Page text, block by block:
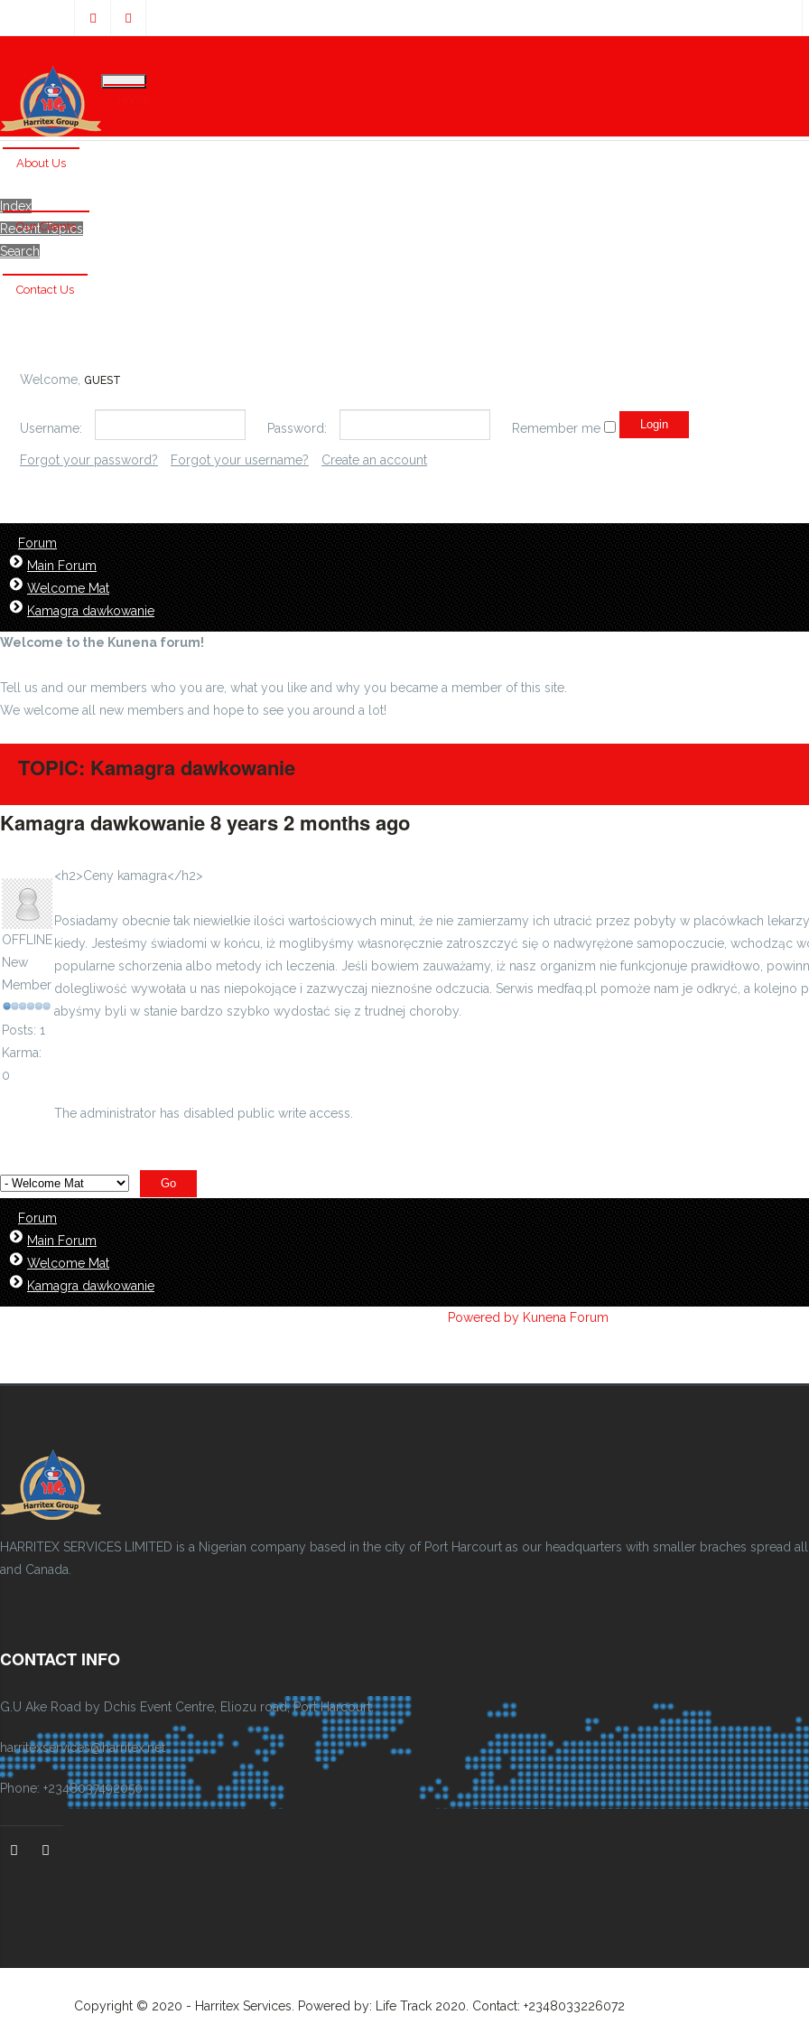
About Us
Our Clients
Contact Us
Index
Recent Topics
Search
Welcome, GUEST
Username: Password: Remember me
Forgot your password? Forgot your username? Create an account
Forum
Main Forum
Welcome Mat
Kamagra dawkowanie
Welcome to the Kunena forum!
Tell us and our members who you are, what you like and why you became a member of this site.
We welcome all new members and hope to see you around a lot!
TOPIC: Kamagra dawkowanie
Kamagra dawkowanie8 years 2 months ago
OFFLINE
New
Member
Posts: 1
Karma:
0
<h2>Ceny kamagra</h2>
Posiadamy obecnie tak niewielkie ilości wartościowych minut, że nie zamierzamy ich utracić przez pobyty w placówkach
kiedy. Jesteśmy świadomi w końcu, iż moglibyśmy własnoręcznie zatroszczyć się o nadwyrężone samopoczucie, wchodząc
popularne schorzenia albo metody ich leczenia. Jeśli bowiem zauważamy, iż nasz organizm nie funkcjonuje prawidłowo,
dolegliwość wywołała u nas niepokojące i zazwyczaj nieznośne odczucia. Serwis medfaq.pl pomoże nam je odkryć, a kolejno
abyśmy byli w stanie bardzo szybko wydostać się z trudnej choroby.
The administrator has disabled public write access.
Forum
Main Forum
Welcome Mat
Kamagra dawkowanie
Powered by Kunena Forum
HARRITEX SERVICES LIMITED is a Nigerian company based in the city of Port Harcourt as our headquarters with smaller braches spread
and Canada.
CONTACT INFO
G.U Ake Road by Dchis Event Centre, Eliozu road, Port Harcourt.
harritexservices@harritex.net
Phone: +2348037492050
Copyright © 2020 - Harritex Services. Powered by: Life Track 2020. Contact: +2348033226072